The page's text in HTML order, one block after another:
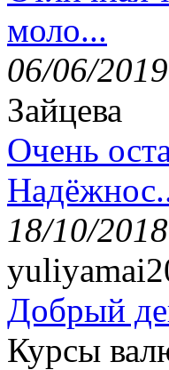
моло...
06/06/2019
Зайцева
Очень
18/10/2018
Добрый
Курсы